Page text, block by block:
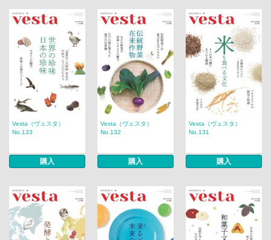
Vesta（ヴェスタ）
No.133
購入
Vesta（ヴェスタ）
No.132
購入
Vesta（ヴェスタ）
No.131
購入